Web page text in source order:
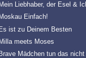
Mein Liebhaber, der Esel &
Moskau Einfach!
ist zu Deinem Besten
Milla meets Moses
Brave Mädchen tun das nicht